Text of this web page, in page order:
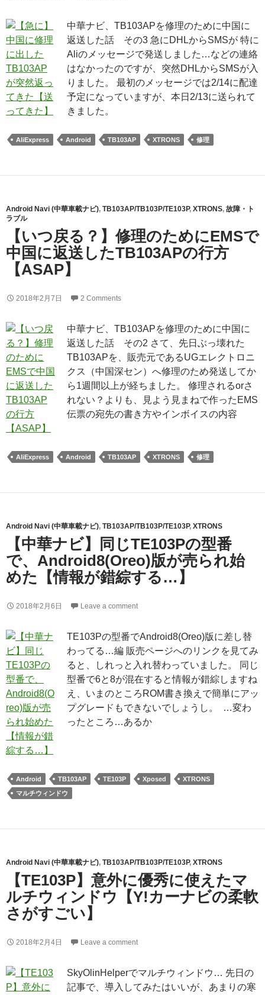
中華ナビ、TB103APを修理のために中国に
返送した話 その3 急にDHLからSMSが 特に
Aliのメッセージで発送しました…などの連絡
はなかったのですが、突然DHLからSMSが入
りました。 最初のメッセージでは2/14に配達
予定になっていますが、本日2/13に送られて
きました。
AliExpress Android TB103AP XTRONS 修理
Android Navi (中華車載ナビ), TB103AP/TB103P/TE103P, XTRONS, 故障・ト
ラブル
【いつ戻る？】修理のためにEMSで
中国に返送したTB103APの行方
【ASAP】
2018年2月7日 2 Comments
中華ナビ、TB103APを修理のために中国に
返送した話 その2 さて、先日ぶっ壊れた
TB103APを、販売元であるUGエレクトロニ
クス（中国深セン）へ修理のため発送してか
ら1週間以上が経ちました。 修理されるorさ
れない？よりも、見よう見まねで作ったEMS
伝票の宛先の書き方やインボイスの内容
AliExpress Android TB103AP XTRONS 修理
Android Navi (中華車載ナビ), TB103AP/TB103P/TE103P, XTRONS
【中華ナビ】同じTE103Pの型番
で、Android8(Oreo)版が売られ始
めた【情報が錯綜する…】
2018年2月6日 Leave a comment
TE103Pの型番でAndroid8(Oreo)版に差し替
わってる…編 販売ページへのリンクを見てみ
ると、しれっと入れ替わっていました。 同じ
型番で6と8が混在すると情報が錯綜しますね
え、いまのところROM書き換えで簡単にアッ
プグレードもできないでしょうし。 …変わ
ったところ…あるか
Android TB103AP TE103P Xposed
XTRONS
マルチウィンドウ
Android Navi (中華車載ナビ), TB103AP/TB103P/TE103P, XTRONS
【TE103P】意外に優秀に使えたマ
ルチウィンドウ【Y!カーナビの柔軟
さがすごい】
2018年2月4日 Leave a comment
SkyOlinHelperでマルチウィンドウ… 先日の
記事で、導入してみたはいいが、あまりの寒